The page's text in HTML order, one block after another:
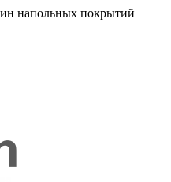
напольных покрытий